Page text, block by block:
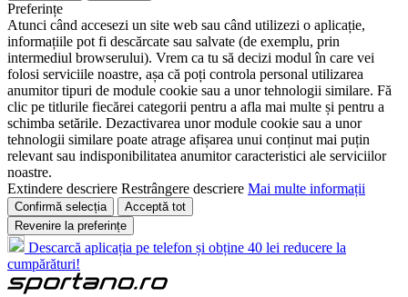
Preferințe
Atunci când accesezi un site web sau când utilizezi o aplicație,
informațiile pot fi descărcate sau salvate (de exemplu, prin
intermediul browserului). Vrem ca tu să decizi modul în care vei
folosi serviciile noastre, așa că poți controla personal utilizarea
anumitor tipuri de module cookie sau a unor tehnologii similare. Fă
clic pe titlurile fiecărei categorii pentru a afla mai multe și pentru a
schimba setările. Dezactivarea unor module cookie sau a unor
tehnologii similare poate atrage afișarea unui conținut mai puțin
relevant sau indisponibilitatea anumitor caracteristici ale serviciilor
noastre.
Extindere descriere Restrângere descriere Mai multe informații
Confirmă selecția
Acceptă tot
Revenire la preferințe
Descarcă aplicația pe telefon și obține 40 lei reducere la
cumpărături!